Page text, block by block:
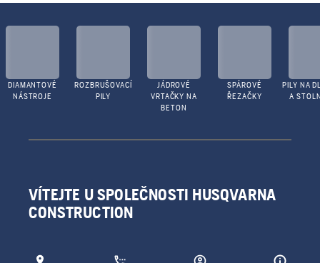
DIAMANTOVÉ
NÁSTROJE
ROZBRUŠOVACÍ
PILY
JÁDROVÉ
VRTAČKY NA
BETON
SPÁROVÉ
ŘEZAČKY
PILY NA
A
VÍTEJTE U SPOLEČNOSTI HUSQVARNA
CONSTRUCTION